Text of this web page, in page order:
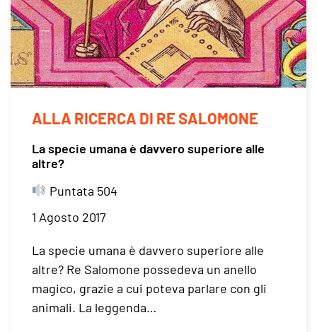
ALLA RICERCA DI RE SALOMONE
La specie umana è davvero superiore alle
altre?
Puntata 504
1 Agosto 2017
La specie umana è davvero superiore alle
altre? Re Salomone possedeva un anello
magico, grazie a cui poteva parlare con gli
animali. La leggenda…